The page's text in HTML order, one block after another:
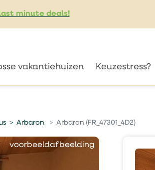
minute deals!
vakantiehuizen Keuzestress?
＞ Arbaron Arbaron (FR_47301_4D2)
voorbeeldafbeelding